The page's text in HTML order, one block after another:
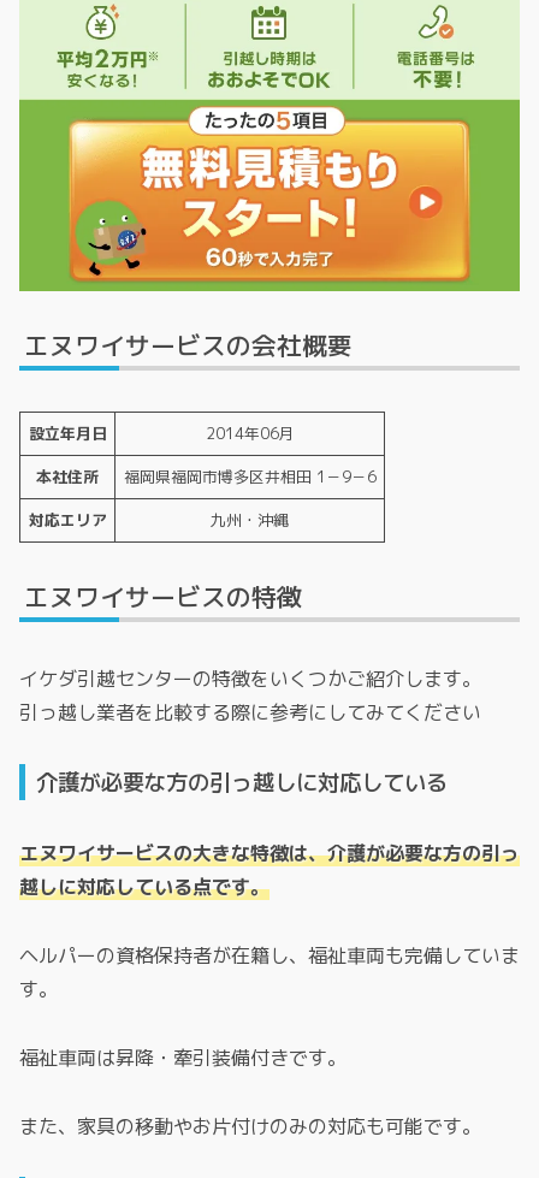
エヌワイサービスの会社概要
設立年月日
2014年06月
本社住所
福岡県福岡市博多区井相田 1－9－6
対応エリア
九州・沖縄
エヌワイサービスの特徴
イケダ引越センターの特徴をいくつかご紹介します。
引っ越し業者を比較する際に参考にしてみてください
介護が必要な方の引っ越しに対応している
エヌワイサービスの大きな特徴は、介護が必要な方の引っ
越しに対応している点です。
ヘルパーの資格保持者が在籍し、福祉車両も完備していま
す。
福祉車両は昇降・牽引装備付きです。
また、家具の移動やお片付けのみの対応も可能です。